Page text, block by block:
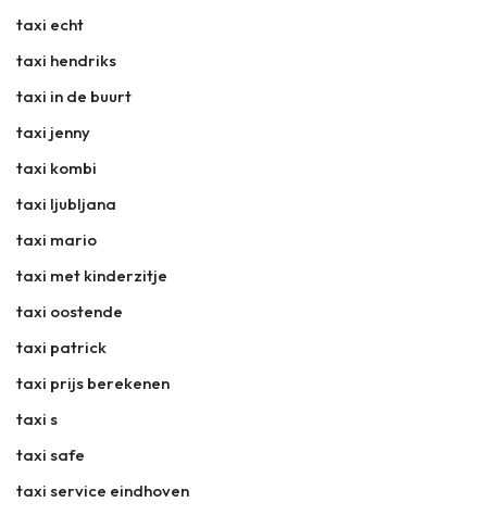
taxi echt
taxi hendriks
taxi in de buurt
taxi jenny
taxi kombi
taxi ljubljana
taxi mario
taxi met kinderzitje
taxi oostende
taxi patrick
taxi prijs berekenen
taxi s
taxi safe
taxi service eindhoven